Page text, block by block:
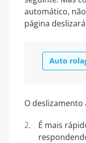
automático,
página
O
É mais